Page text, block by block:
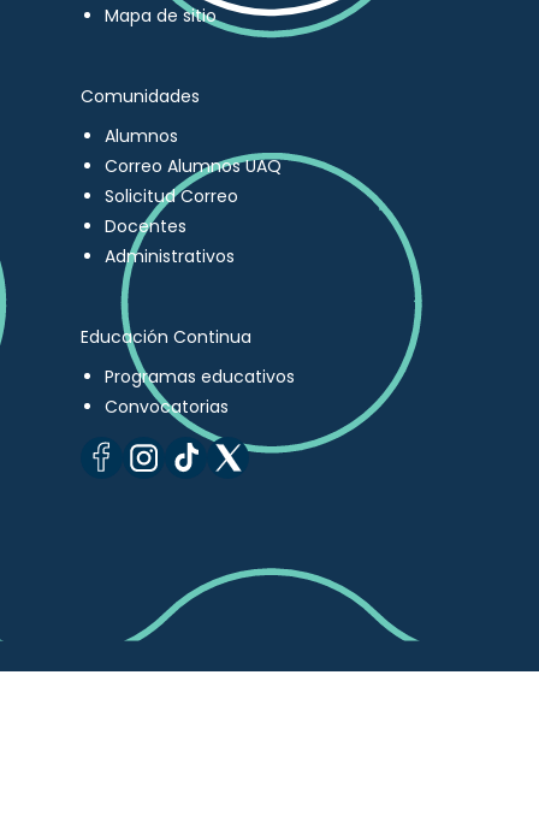
Mapa de sitio
Comunidades
Alumnos
Correo Alumnos UAQ
Solicitud Correo
Docentes
Administrativos
Educación Continua
Programas educativos
Convocatorias